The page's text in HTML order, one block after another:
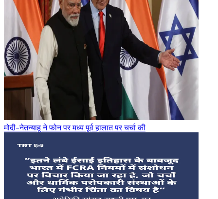
मोदी-नेतन्याहू ने फोन पर मध्य पूर्व हालात पर चर्चा की